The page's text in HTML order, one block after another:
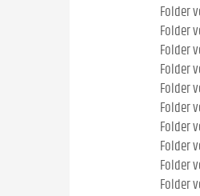
Folder
Folder
Folder
Folder
Folder
Folder
Folder
Folder
Folder
Folder